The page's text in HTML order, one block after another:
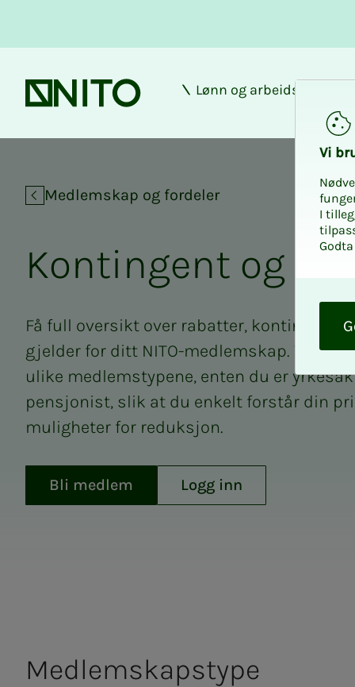
Forsiden
Lønn og arbeidsforhold
Medlemskap og fordeler
Kon­­­tin­­­gent og
Få full oversikt over rabatter, kontingent
gjelder for ditt NITO-medlemskap. Vi
ulike medlemstypene, enten du er
pensjonist, slik at du enkelt forstår din
muligheter for reduksjon.
Bli medlem Logg inn
Med­­­­­lem­­­skaps­­­­­type
Vi
I
v
v